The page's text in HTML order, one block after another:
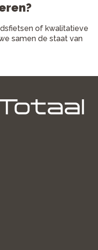
of kwalitatieve
samen de staat van